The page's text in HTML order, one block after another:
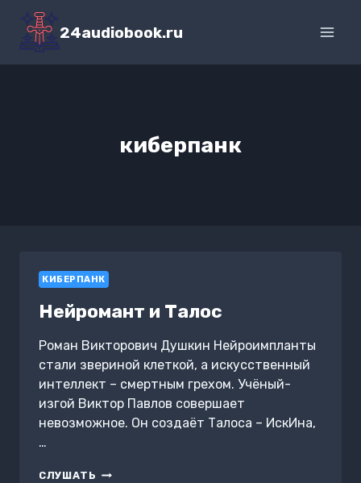
Перейти
содержимому
24audiobook.ru
киберпанк
КИБЕРПАНК
Нейромант и Талос
Роман Викторович Душкин Нейроимпланты
стали звериной клеткой, а искусственный
интеллект – смертным грехом. Учёный-
изгой Виктор Павлов совершает
невозможное. Он создаёт Талоса – ИскИна,
…
СЛУШАТЬ НЕЙРОМАНТ